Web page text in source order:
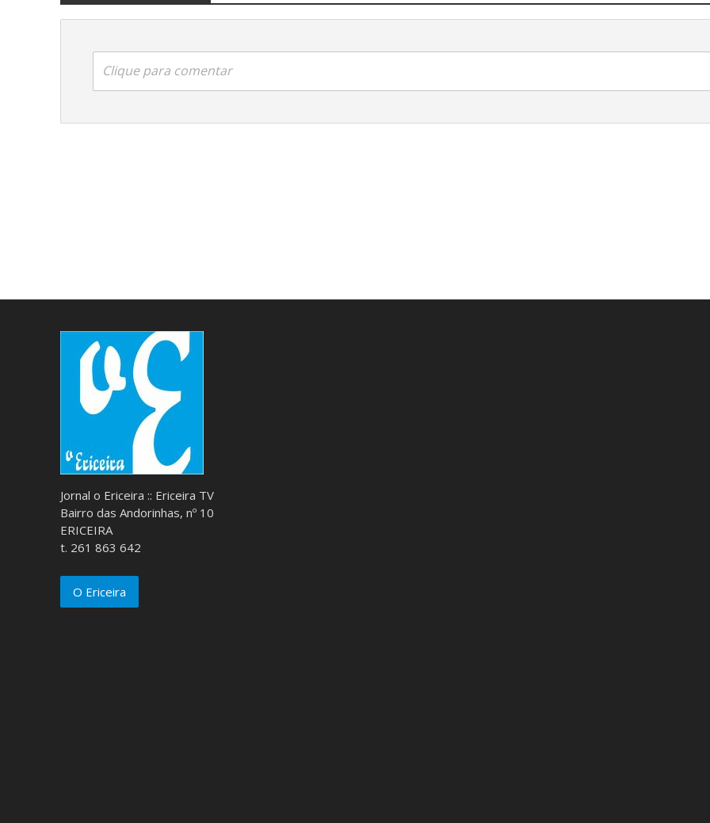
Clique para comentar
Jornal o Ericeira :: Ericeira TV
Bairro das Andorinhas, nº 10
ERICEIRA
t. 261 863 642
O Ericeira